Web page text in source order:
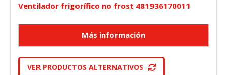
Ventilador frigorífico no frost 481936170011
VER PRODUCTOS ALTERNATIVOS